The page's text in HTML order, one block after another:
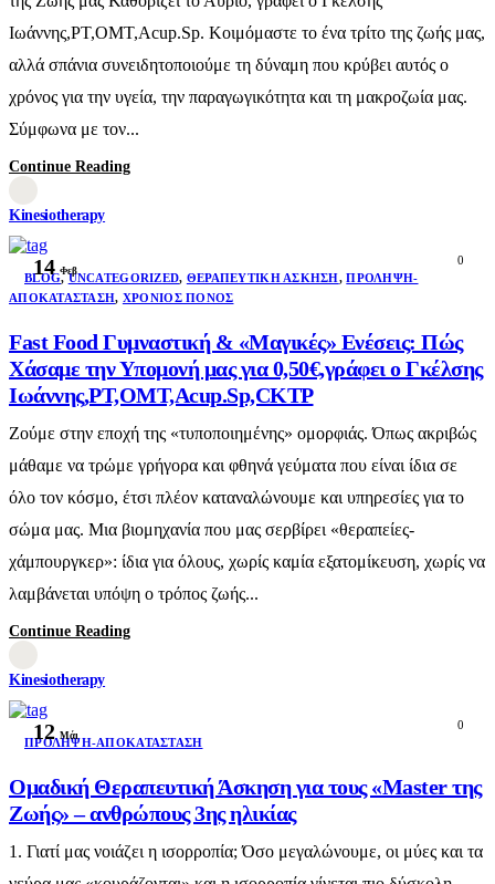
Ιωάννης,PT,OMT,Acup.Sp. Κοιμόμαστε το ένα τρίτο της ζωής μας,
αλλά σπάνια συνειδητοποιούμε τη δύναμη που κρύβει αυτός ο
χρόνος για την υγεία, την παραγωγικότητα και τη μακροζωία μας.
Σύμφωνα με τον...
Continue Reading
Kinesiotherapy
14 Φεβ
0
BLOG,UNCATEGORIZED, ΘΕΡΑΠΕΥΤΙΚΉ ΆΣΚΗΣΗ,ΠΡΌΛΗΨΗ-
ΑΠΟΚΑΤΆΣΤΑΣΗ, ΧΡΌΝΙΟΣ ΠΌΝΟΣ
Fast Food Γυμναστική & «Μαγικές» Ενέσεις: Πώς
Χάσαμε την Υπομονή μας για 0,50€,γράφει ο Γκέλσης
Ιωάννης,PT,OMT,Acup.Sp,CKTP
Ζούμε στην εποχή της «τυποποιημένης» ομορφιάς. Όπως ακριβώς
μάθαμε να τρώμε γρήγορα και φθηνά γεύματα που είναι ίδια σε
όλο τον κόσμο, έτσι πλέον καταναλώνουμε και υπηρεσίες για το
σώμα μας. Μια βιομηχανία που μας σερβίρει «θεραπείες-
χάμπουργκερ»: ίδια για όλους, χωρίς καμία εξατομίκευση, χωρίς να
λαμβάνεται υπόψη ο τρόπος ζωής...
Continue Reading
Kinesiotherapy
12 Μάι
0
ΠΡΌΛΗΨΗ-ΑΠΟΚΑΤΆΣΤΑΣΗ
Ομαδική Θεραπευτική Άσκηση για τους «Master της
Ζωής» – ανθρώπους 3ης ηλικίας
1. Γιατί μας νοιάζει η ισορροπία; Όσο μεγαλώνουμε, οι μύες και τα